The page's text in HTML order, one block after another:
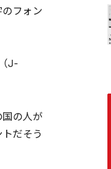
フォン
（J-
の人が
だそう